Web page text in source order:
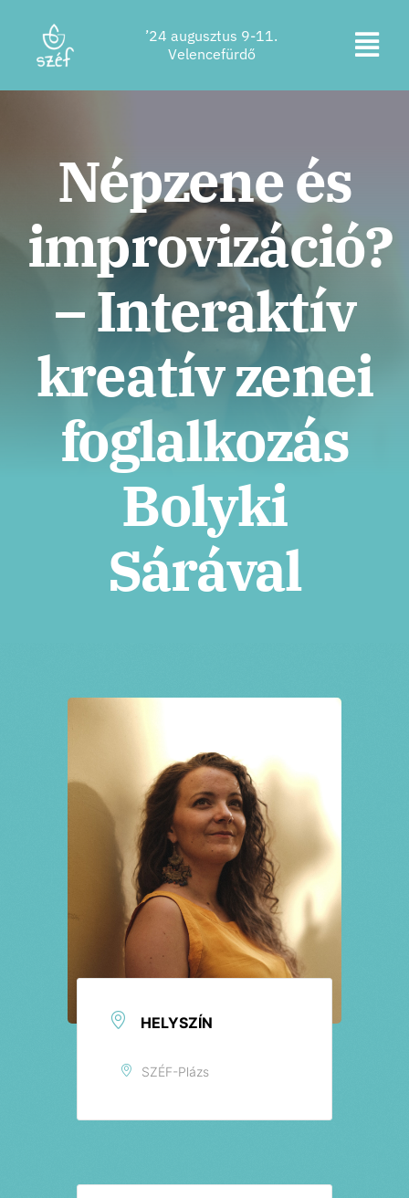
tartalomra
be
Jegyvásárlás
Szállás
Rólunk
Kapcsolat
Helyszín
Támogatók
Jegyek
’24 augusztus 9-11.
Velencefürdő
Népzene és
improvizáció?
– Interaktív
kreatív zenei
foglalkozás
Bolyki
Sárával
HELYSZÍN
SZÉF-Plázs